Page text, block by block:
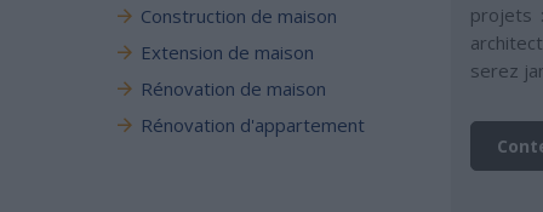
Construction de maison
Extension de maison
Rénovation de maison
Rénovation d'appartement
projets
serez